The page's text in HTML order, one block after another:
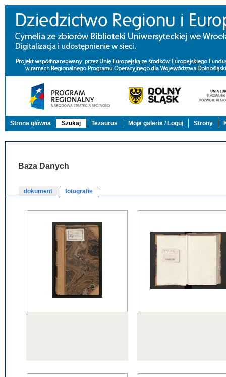
Strona główna Szukaj Tezaurus Moja galeria / Loguj Strony
Baza Danych
dokument fotografie